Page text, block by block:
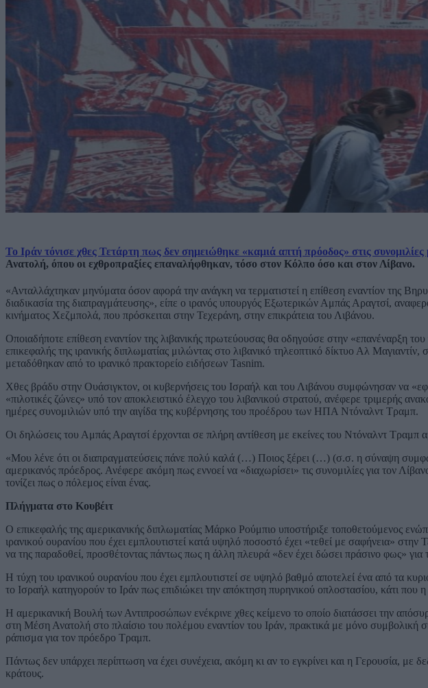
Το Ιράν τόνισε χθες Τετάρτη πως δεν σημειώθηκε «καμιά απτή πρόοδος» στις
Ανατολή, όπου οι εχθροπραξίες επαναλήφθηκαν, τόσο στον Κόλπο όσο και στον Λίβανο.
«Ανταλλάχτηκαν μηνύματα όσον αφορά την ανάγκη να τερματιστεί η επίθεση εναντίον της
διαδικασία της διαπραγμάτευσης», είπε ο ιρανός υπουργός Εξωτερικών Αμπάς Αραγτσί,
κινήματος Χεζμπολά, που πρόσκειται στην Τεχεράνη, στην επικράτεια του Λιβάνου.
Οποιαδήποτε επίθεση εναντίον της λιβανικής πρωτεύουσας θα οδηγούσε στην «επανέναρξη
επικεφαλής της ιρανικής διπλωματίας μιλώντας στο λιβανικό τηλεοπτικό δίκτυο Αλ
μεταδόθηκαν από το ιρανικό πρακτορείο ειδήσεων Tasnim.
Χθες βράδυ στην Ουάσιγκτον, οι κυβερνήσεις του Ισραήλ και του Λιβάνου συμφώνησαν να
«πιλοτικές ζώνες» υπό τον αποκλειστικό έλεγχο του λιβανικού στρατού, ανέφερε τριμερής
ημέρες συνομιλιών υπό την αιγίδα της κυβέρνησης του προέδρου των ΗΠΑ Ντόναλντ Τραμπ.
Οι δηλώσεις του Αμπάς Αραγτσί έρχονται σε πλήρη αντίθεση με εκείνες του Ντόναλντ Τραμπ
«Μου λένε ότι οι διαπραγματεύσεις πάνε πολύ καλά (…) Ποιος ξέρει (…) (σ.σ. η σύναψη
αμερικανός πρόεδρος. Ανέφερε ακόμη πως εννοεί να «διαχωρίσει» τις συνομιλίες για τον
τονίζει πως ο πόλεμος είναι ένας.
Πλήγματα στο Κουβέιτ
Ο επικεφαλής της αμερικανικής διπλωματίας Μάρκο Ρούμπιο υποστήριξε τοποθετούμενος
ιρανικού ουρανίου που έχει εμπλουτιστεί κατά υψηλό ποσοστό έχει «τεθεί με σαφήνεια»
να της παραδοθεί, προσθέτοντας πάντως πως η άλλη πλευρά «δεν έχει δώσει πράσινο φως» για
Η τύχη του ιρανικού ουρανίου που έχει εμπλουτιστεί σε υψηλό βαθμό αποτελεί ένα από τα
το Ισραήλ κατηγορούν το Ιράν πως επιδιώκει την απόκτηση πυρηνικού οπλοστασίου, κάτι που η
Η αμερικανική Βουλή των Αντιπροσώπων ενέκρινε χθες κείμενο το οποίο διατάσσει την
στη Μέση Ανατολή στο πλαίσιο του πολέμου εναντίον του Ιράν, πρακτικά με μόνο συμβολική
ράπισμα για τον πρόεδρο Τραμπ.
Πάντως δεν υπάρχει περίπτωση να έχει συνέχεια, ακόμη κι αν το εγκρίνει και η Γερουσία, με
κράτους.